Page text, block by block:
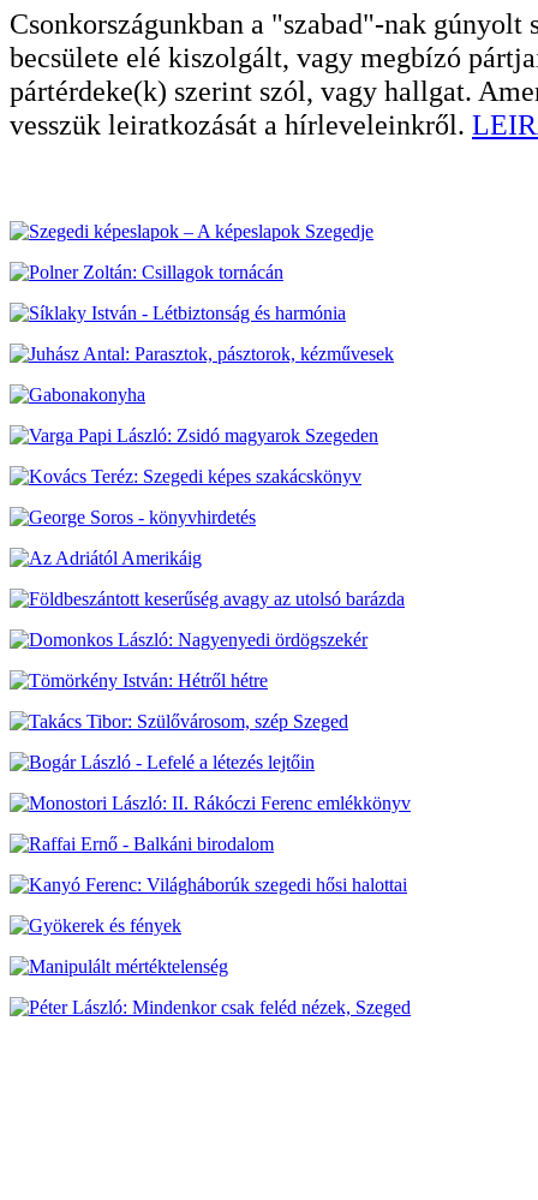
Csonkországunkban a "szabad"-nak
becsülete elé kiszolgált, vagy megbízó
pártérdeke(k) szerint szól, vagy hallgat.
vesszük leiratkozását a hírleveleinkről.